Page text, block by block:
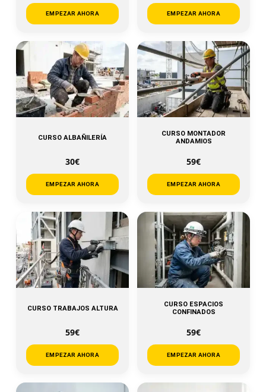
EMPEZAR AHORA EMPEZAR AHORA
CURSO ALBAÑILERÍA
30€
EMPEZAR AHORA
CURSO MONTADOR
ANDAMIOS
59€
EMPEZAR AHORA
CURSO TRABAJOS ALTURA
59€
EMPEZAR AHORA
CURSO ESPACIOS
CONFINADOS
59€
EMPEZAR AHORA